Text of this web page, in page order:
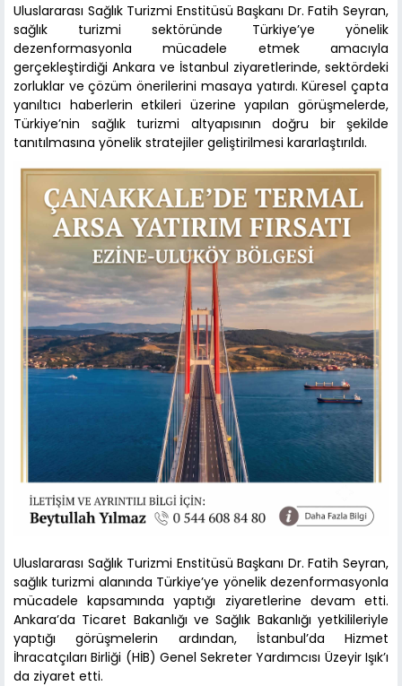
Uluslararası Sağlık Turizmi Enstitüsü Başkanı Dr. Fatih Seyran,
sağlık turizmi sektöründe Türkiye’ye yönelik
dezenformasyonla mücadele etmek amacıyla
gerçekleştirdiği Ankara ve İstanbul ziyaretlerinde, sektördeki
zorluklar ve çözüm önerilerini masaya yatırdı. Küresel çapta
yanıltıcı haberlerin etkileri üzerine yapılan görüşmelerde,
Türkiye’nin sağlık turizmi altyapısının doğru bir şekilde
tanıtılmasına yönelik stratejiler geliştirilmesi kararlaştırıldı.
Uluslararası Sağlık Turizmi Enstitüsü Başkanı Dr. Fatih Seyran,
sağlık turizmi alanında Türkiye’ye yönelik dezenformasyonla
mücadele kapsamında yaptığı ziyaretlerine devam etti.
Ankara’da Ticaret Bakanlığı ve Sağlık Bakanlığı yetkilileriyle
yaptığı görüşmelerin ardından, İstanbul’da Hizmet
İhracatçıları Birliği (HİB) Genel Sekreter Yardımcısı Üzeyir Işık’ı
da ziyaret etti.